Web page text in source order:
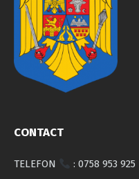
CONTACT
TELEFON : 0758 953 925